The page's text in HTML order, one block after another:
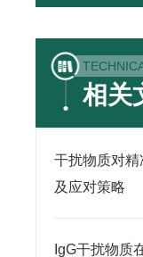
相关
干扰物质对精
及应对策略
IgG干扰物质